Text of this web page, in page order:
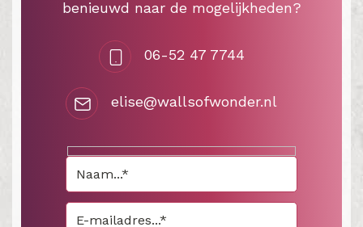
benieuwd naar de mogelijkheden?
06-52 47 7744
elise@wallsofwonder.nl